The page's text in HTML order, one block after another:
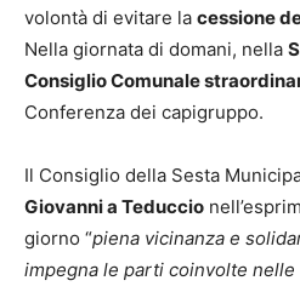
volontà di evitare la cessione
Nella giornata di domani, nella
Consiglio Comunale
Conferenza dei capigruppo.
Il Consiglio della Sesta
Giovanni a Teduccio
giorno “piena vicinanza e
impegna le parti coinvolte